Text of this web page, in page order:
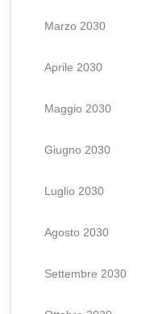
Marzo 2030
Aprile 2030
Maggio 2030
Giugno 2030
Luglio 2030
Agosto 2030
Settembre 2030